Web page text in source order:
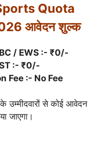
Quota
आवेदन शुल्क
/ EWS :- ₹0/-
:- ₹0/-
Fee :- No Fee
के उम्मीदवारों से कोई आवेदन
जाएगा।